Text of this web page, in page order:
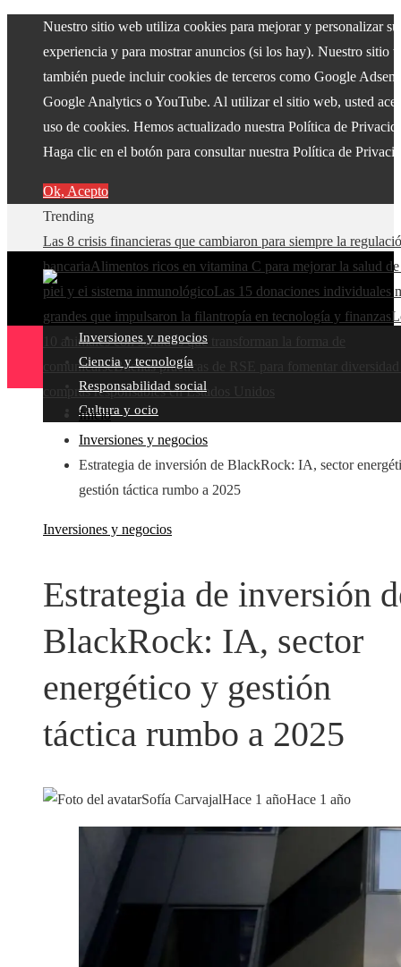
Nuestro sitio web utiliza cookies para mejorar y personalizar su
experiencia y para mostrar anuncios (si los hay). Nuestro sitio
también puede incluir cookies de terceros como Google
Google Analytics o YouTube. Al utilizar el sitio web, usted
uso de cookies. Hemos actualizado nuestra Política de
Haga clic en el botón para consultar nuestra Política de
Ok, Acepto
Trending
Las 8 crisis financieras que cambiaron para siempre la
bancariaAlimentos ricos en vitamina C para mejorar la salud
piel y el sistema inmunológicoLas 15 donaciones individuales
grandes que impulsaron la filantropía en tecnología y finanzas
10 animales con sentidos que transforman la forma de
comunicarseBuenas prácticas de RSE para fomentar
compras responsables en Estados Unidos
Inversiones y negocios
Ciencia y tecnología
Responsabilidad social
Cultura y ocio
Inicio
Inversiones y negocios
Estrategia de inversión de BlackRock: IA, sector
gestión táctica rumbo a 2025
Inversiones y negocios
Estrategia de inversión
BlackRock: IA, sector
energético y gestión
táctica rumbo a 2025
Sofía CarvajalHace 1 añoHace 1 año